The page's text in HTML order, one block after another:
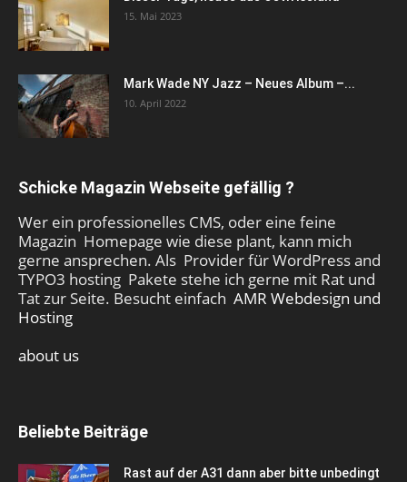
15. Mai 2023
Mark Wade NY Jazz – Neues Album –...
10. April 2022
Schicke Magazin Webseite gefällig ?
Wer ein professionelles CMS, oder eine feine
Magazin Homepage wie diese plant, kann mich
gerne ansprechen. Als Provider für WordPress and
TYPO3 hosting Pakete stehe ich gerne mit Rat und
Tat zur Seite. Besucht einfach AMR Webdesign und
Hosting
about us
Beliebte Beiträge
Rast auf der A31 dann aber bitte unbedingt